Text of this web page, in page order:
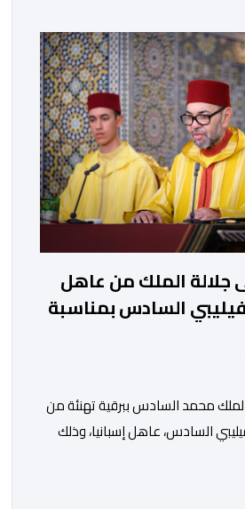
الحوار والتفاوض كسبيل وحيد
الإسرائيلي، بعيدا عن أعمال العنف
الجانب، وكذا انخراطها التام في
جلالة الملك من عاهل
فيليبي السادس بمناسبة
محمد السادس ببرقية تهنئة من
السادس، عاهل إسبانيا، وذلك